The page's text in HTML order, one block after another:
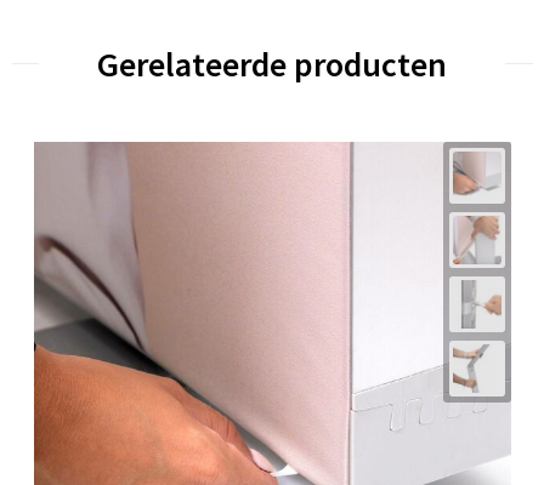
Gerelateerde producten